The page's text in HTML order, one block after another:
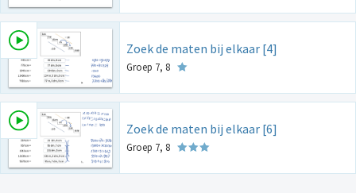
Zoek de maten bij elkaar [4]
Groep 7, 8
Zoek de maten bij elkaar [6]
Groep 7, 8